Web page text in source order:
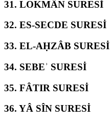
31. LOKMÂN SURESİ
32. ES-SECDE SURESİ
33. EL-AḤZÂB SURESİ
34. SEBEʾ SURESİ
35. FÂTIR SURESİ
36. YÂ SÎN SURESİ